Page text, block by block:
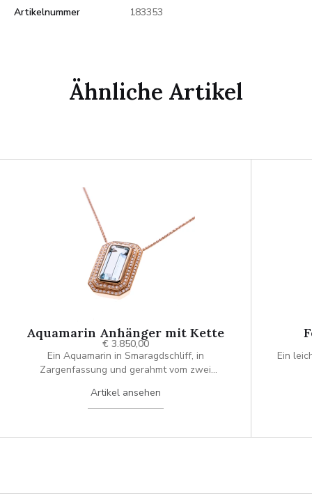
Artikelnummer
183353
Ähnliche Artikel
Aquamarin Anhänger mit Kette
€ 3.850,00
Ein Aquamarin in Smaragdschliff, in
Zargenfassung und gerahmt vom zwei
sind.An 50 cm langer Kette.
Artikel ansehen
Ein